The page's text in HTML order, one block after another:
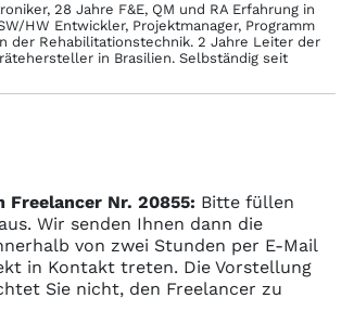
28 Jahre F&E, QM und RA Erfahrung in
HW Entwickler, Projektmanager, Programm
der Rehabilitationstechnik. 2 Jahre Leiter der
in Brasilien. Selbständig seit
Nr. 20855: Bitte füllen
Wir senden Ihnen dann die
von zwei Stunden per E-Mail
in Kontakt treten. Die Vorstellung
Sie nicht, den Freelancer zu